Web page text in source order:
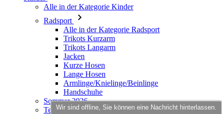
Trikots Langarm
Jacken
Kurze Hosen
Lange Hosen
Armlinge/Knielinge/Beinlinge
Handschuhe
Sommer 2026
Team-Repliken
Ausverkauf
Special Editions
Geschenkgutscheine
Individuelles Design
Stories
Wir sind offline, Sie können eine Nachricht hinterlassen.